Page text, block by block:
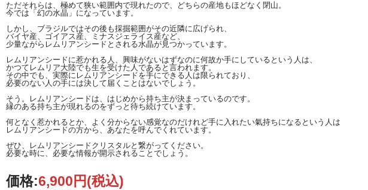
ただそれらは、極めて狭い範囲内で現れたので、どちらの産地もほどなく閉山。
今では「幻の水晶」になっています。
しかし、ブラジルではその後も採掘範囲がその近隣に広げられ、
バイヤ産、ゴイアス産、ミナスジェライス産など、
少量ながらレムリアンシードとされる水晶が見つかっています。
レムリアンシードに惹かれる人、興味がないはずなのに何故か手にしているという人は、
かつてレムリア大陸でも生を受けた人であると言われます。
その中でも、実際にレムリアンシードを手にできる人は限られており、
必要のない人の手には決して届くことはないでしょう。
そう。レムリアンシードは、はじめから持ち主が決まっているのです。
縁のある持ち主が現れるのをずっと待ち続けています。
何となく惹かれるとか、よく分からない感覚なのだけれど手に入れたい氣持ちになるという人は
レムリアンシードの方から、あなたを呼んでくれています。
ぜひ、レムリアンシードクリスタルと繋がってください。
必要な時に、必要な情報が開示されることでしょう。
価格:6,900円(税込)